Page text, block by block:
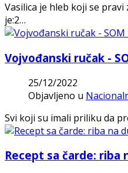
Vasilica je hleb koji se
je:2…
Vojvođanski ručak -
25/12/2022
Objavljeno u
Svi koji su imali priliku da
Recept sa čarde: riba